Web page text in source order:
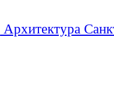
Архитектура